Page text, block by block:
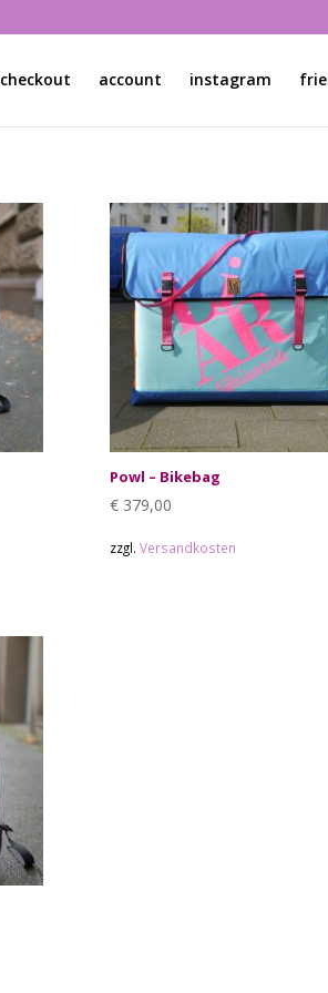
checkout account instagram
Powl – Bikebag
€379,00
zzgl. Versandkosten